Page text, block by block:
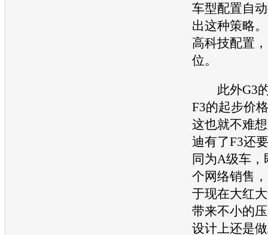
车型配置自
出这种策略
高科技配置
位。
此外G3的
F3的起步价
这也就不难
迪有了F3还
同为A级车
个网络销售
于现在大红
带来不小的
设计上还是